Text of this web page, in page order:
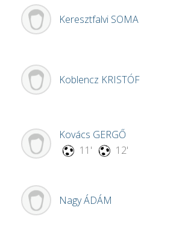
Keresztfalvi SOMA
Koblencz KRISTÓF
Kovács GERGŐ
11'
12'
NagyÁDÁM